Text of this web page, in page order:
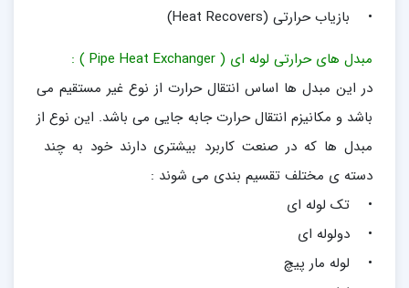
• بازیاب حرارتی (Heat Recovers)
مبدل های حرارتی لوله ای ( Pipe Heat Exchanger ) :
در این مبدل ها اساس انتقال حرارت از نوع غیر مستقیم می
باشد و مکانیزم انتقال حرارت جابه جایی می باشد. این نوع از
مبدل ها که در صنعت کاربرد بیشتری دارند خود به چند
دسته ی مختلف تقسیم بندی می شوند :
• تک لوله ای
• دولوله ای
• لوله مار پیچ